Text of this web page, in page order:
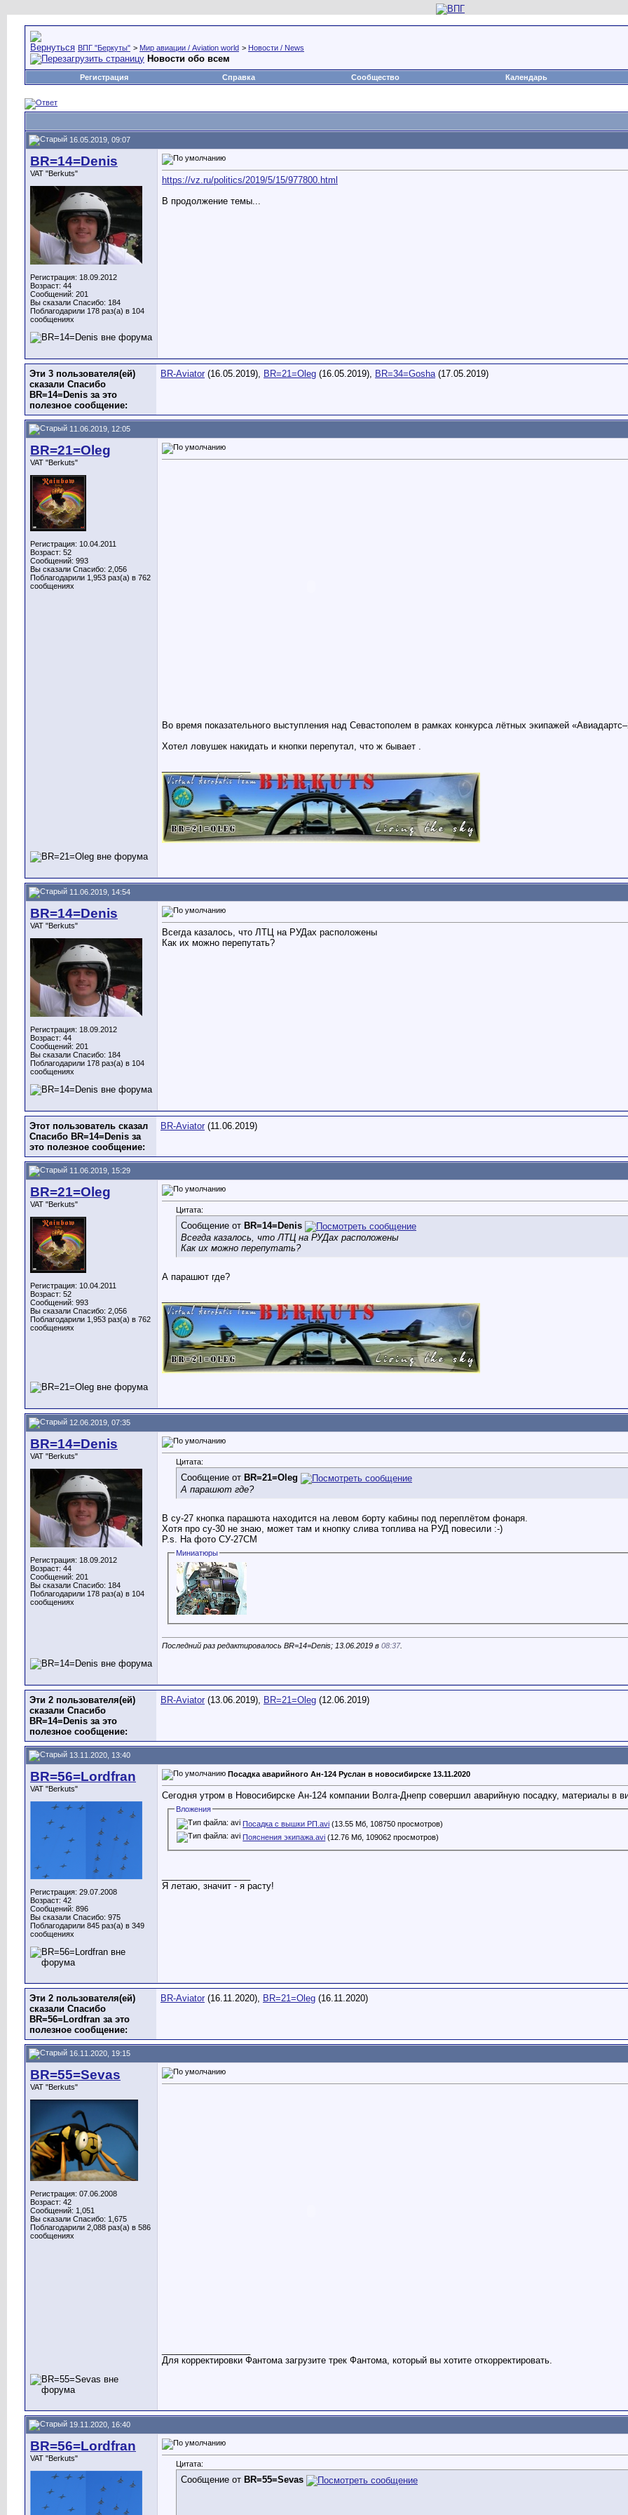
ВПГ "Беркуты" > Мир авиации / Aviation world > Новости / News
Новости обо всем
Регистрация Справка Сообщество Календарь
16.05.2019, 09:07
BR=14=Denis
VAT "Berkuts"
Регистрация: 18.09.2012
Возраст: 44
Сообщений: 201
Вы сказали Спасибо: 184
Поблагодарили 178 раз(а) в 104
сообщениях
https://vz.ru/politics/2019/5/15/977800.html
В продолжение темы...
Эти 3 пользователя(ей)
сказали Спасибо
BR=14=Denis за это
полезное сообщение:
BR-Aviator (16.05.2019), BR=21=Oleg (16.05.2019), BR=34=Gosha(17.05.2019)
11.06.2019, 12:05
BR=21=Oleg
VAT "Berkuts"
Регистрация: 10.04.2011
Возраст: 52
Сообщений: 993
Вы сказали Спасибо: 2,056
Поблагодарили 1,953 раз(а) в 762
сообщениях
Во время показательного выступления над Севастополем в рамках конкурса лётных экипажей
Хотел ловушек накидать и кнопки перепутал, что ж бывает .
11.06.2019, 14:54
BR=14=Denis
VAT "Berkuts"
Регистрация: 18.09.2012
Возраст: 44
Сообщений: 201
Вы сказали Спасибо: 184
Поблагодарили 178 раз(а) в 104
сообщениях
Всегда казалось, что ЛТЦ на РУДах расположены
Как их можно перепутать?
Этот пользователь сказал
Спасибо BR=14=Denis за
это полезное сообщение:
BR-Aviator (11.06.2019)
11.06.2019, 15:29
BR=21=Oleg
VAT "Berkuts"
Регистрация: 10.04.2011
Возраст: 52
Сообщений: 993
Вы сказали Спасибо: 2,056
Поблагодарили 1,953 раз(а) в 762
сообщениях
Цитата:
Сообщение от BR=14=Denis
Всегда казалось, что ЛТЦ на РУДах расположены
Как их можно перепутать?
А парашют где?
12.06.2019, 07:35
BR=14=Denis
VAT "Berkuts"
Регистрация: 18.09.2012
Возраст: 44
Сообщений: 201
Вы сказали Спасибо: 184
Поблагодарили 178 раз(а) в 104
сообщениях
Цитата:
Сообщение от BR=21=Oleg
А парашют где?
В су-27 кнопка парашюта находится на левом борту кабины под переплётом фонаря.
Хотя про су-30 не знаю, может там и кнопку слива топлива на РУД повесили :-)
P.s. На фото СУ-27СМ
Миниатюры
Последний раз редактировалось BR=14=Denis; 13.06.2019 в 08:37.
Эти 2 пользователя(ей)
сказали Спасибо
BR=14=Denis за это
полезное сообщение:
BR-Aviator (13.06.2019), BR=21=Oleg (12.06.2019)
13.11.2020, 13:40
BR=56=Lordfran
VAT "Berkuts"
Регистрация: 29.07.2008
Возраст: 42
Сообщений: 896
Вы сказали Спасибо: 975
Поблагодарили 845 раз(а) в 349
сообщениях
Посадка аварийного Ан-124 Руслан в новосибирске 13.11.2020
Сегодня утром в Новосибирске Ан-124 компании Волга-Днепр совершил аварийную посадку, материалы в
Вложения
Посадка с вышки РП.avi (13.55 Мб, 108750 просмотров)
Пояснения экипажа.avi (12.76 Мб, 109062 просмотров)
Я летаю, значит - я расту!
Эти 2 пользователя(ей)
сказали Спасибо
BR=56=Lordfran за это
полезное сообщение:
BR-Aviator (16.11.2020), BR=21=Oleg (16.11.2020)
16.11.2020, 19:15
BR=55=Sevas
VAT "Berkuts"
Регистрация: 07.06.2008
Возраст: 42
Сообщений: 1,051
Вы сказали Спасибо: 1,675
Поблагодарили 2,088 раз(а) в 586
сообщениях
Для корректировки Фантома загрузите трек Фантома, который вы хотите откорректировать.
19.11.2020, 16:40
BR=56=Lordfran
VAT "Berkuts"
Цитата:
Сообщение от BR=55=Sevas